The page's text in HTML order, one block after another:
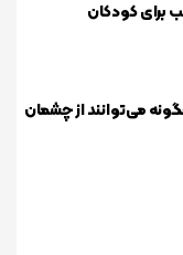
برای کودکان
می‌توانند از چشمان